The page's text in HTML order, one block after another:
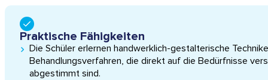
Praktische Fähigkeiten
Die Schüler erlernen handwerklich-gestalterische
Behandlungs­verfahren, die direkt auf die Bedürfnisse
abgestimmt sind.